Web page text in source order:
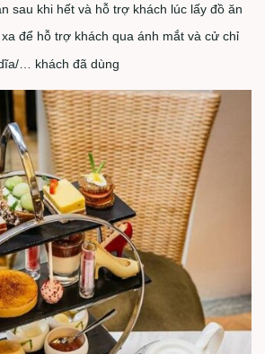
sau khi hết và hỗ trợ khách lúc lấy đồ ăn
để hỗ trợ khách qua ánh mắt và cử chỉ
… khách đã dùng